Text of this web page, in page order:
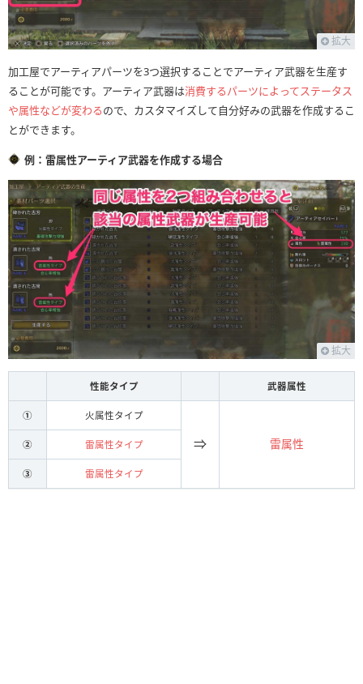
徹甲榴弾
拡散弾
竜撃弾
毒弾
麻痺弾
睡眠弾
火炎弾
水冷弾
氷結弾
電撃弾
滅龍弾
回復弾
鬼人弾
硬化弾
減気弾
捕獲弾 1 4
アーティアパーツによって変化
拡大
加工屋でアーティアパーツを3つ選択することでアーティア武器を生産す
ることが可能です。アーティア武器は消費するパーツによってステータス
や属性などが変わるので、カスタマイズして自分好みの武器を作成するこ
とができます。
例：雷属性アーティア武器を作成する場合
拡大
性能タイプ 武器属性
① 火属性タイプ
⇒ 雷属性
② 雷属性タイプ
③ 雷属性タイプ